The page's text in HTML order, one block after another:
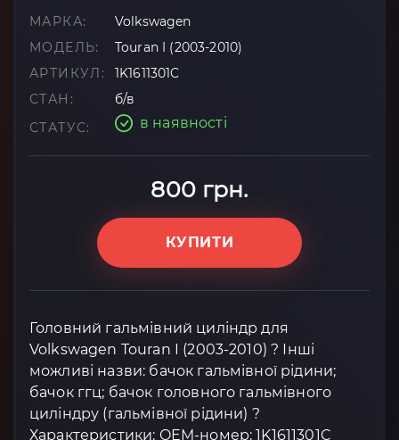
МАРКА:
Volkswagen
МОДЕЛЬ:
Touran I (2003-2010)
АРТИКУЛ:
1K1611301C
СТАН:
б/в
СТАТУС:
в наявності
800 грн.
КУПИТИ
Головний гальмівний циліндр для
Volkswagen Touran I (2003-2010) ? Інші
можливі назви: бачок гальмівної рідини;
бачок ггц; бачок головного гальмівного
циліндру (гальмівної рідини) ?
Характеристики: OEM-номер: 1K1611301C